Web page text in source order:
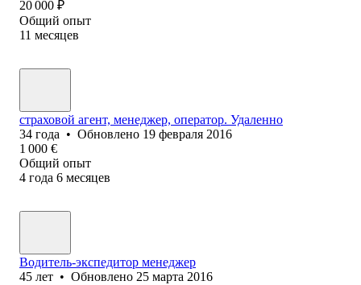
20 000 ₽
Общий опыт
11 месяцев
страховой агент, менеджер, оператор. Удаленно
34 года • Обновлено 19 февраля 2016
1 000 €
Общий опыт
4 года 6 месяцев
Водитель-экспедитор менеджер
45 лет • Обновлено 25 марта 2016